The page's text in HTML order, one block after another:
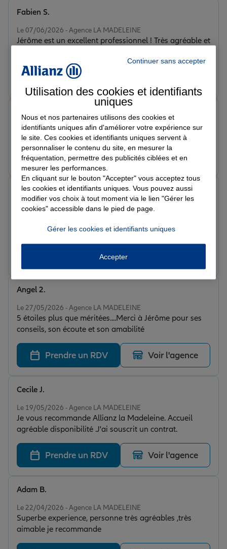
Le 07/06/2026 - Agence LA MADELEINE
Jérôme est un excellent professionnel ! Très agréable et
Fabien S.
Prendre un RDV
Note de 5 sur 5
Le 05/06/2026 - Agence LA MADELEINE
Sam K.
Prendre un RDV Voir l'agence
Note de 5 sur 5
Le 05/06/2026 - Agence LA MADELEINE
de bons conseils !
Clara D.
Prendre un RDV
Le 27/05/2026 - Agence LA MADELEINE
5 étoiles plus que méritées....Merci à Jérôme pour ses
conseils, son écoute et son amabilité
Angel 2.
Prendre un RDV Voir l'agence
Le 19/05/2026 - Agence LA MADELEINE
Je vous recommande Allianz la Madeleine. Accueil
agréable disponibilité .J'ai souscrit un contrat.
Cecile J.
Prendre un RDV Voir l'agence
Le 22/04/2026 - Agence LA MADELEINE
Superbe experience, personne très agréables ,très
aimable je recommande
Adam B.
Continuer sans accepter
Utilisation des cookies et identifiants
uniques
Nous et nos partenaires utilisons des cookies et
identifiants uniques afin d'améliorer votre expérience sur
le site. Ces cookies et identifiants uniques servent à
personnaliser le contenu du site, en mesurer la
fréquentation, permettre des publicités ciblées et en
mesurer les performances.
En cliquant sur le bouton "Accepter" vous acceptez tous
les cookies et identifiants uniques. Vous pouvez aussi
modifier vos choix à tout moment via le lien "Gérer les
cookies" accessible dans le pied de page.
Gérer les cookies et identifiants uniques
Accepter